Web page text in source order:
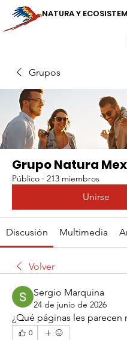
NATURA Y
Grupos
Grupo Natura
Público · 213 miembros
Unirse
Discusión Multimedia
Volver
Sergio Marquina
24 de junio de 2026
¿Qué páginas les parecen
0